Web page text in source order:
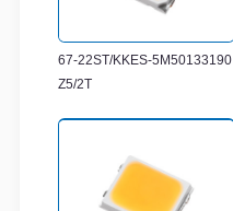
67-22ST/KKES-5M50133190
Z5/2T